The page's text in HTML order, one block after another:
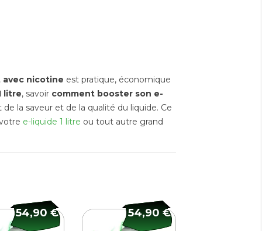
avec nicotine est pratique, économique
litre, savoir comment booster son e-
la saveur et de la qualité du liquide. Ce
e-liquide 1 litre ou tout autre grand
54,90 € 54,90 €